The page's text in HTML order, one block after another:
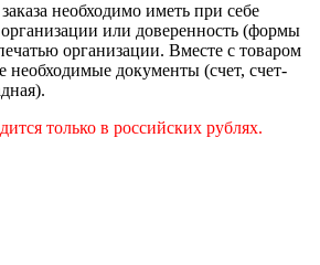
необходимо иметь при себе
или доверенность (формы
организации. Вместе с товаром
необходимые документы (счет, счет-
только в российских рублях.